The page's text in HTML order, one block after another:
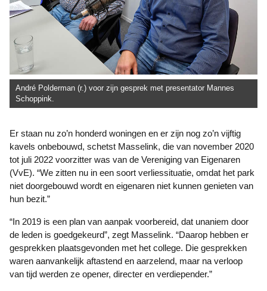
André Polderman (r.) voor zijn gesprek met presentator Mannes
Schoppink.
Er staan nu zo’n honderd woningen en er zijn nog zo’n vijftig
kavels onbebouwd, schetst Masselink, die van november 2020
tot juli 2022 voorzitter was van de Vereniging van Eigenaren
(VvE). “We zitten nu in een soort verliessituatie, omdat het park
niet doorgebouwd wordt en eigenaren niet kunnen genieten van
hun bezit.”
“In 2019 is een plan van aanpak voorbereid, dat unaniem door
de leden is goedgekeurd”, zegt Masselink. “Daarop hebben er
gesprekken plaatsgevonden met het college. Die gesprekken
waren aanvankelijk aftastend en aarzelend, maar na verloop
van tijd werden ze opener, directer en verdiepender.”